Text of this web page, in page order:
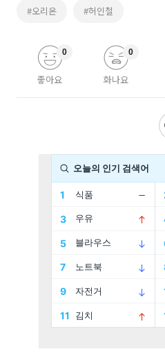
#오리온 #허인철
좋아요
0
화나요
0